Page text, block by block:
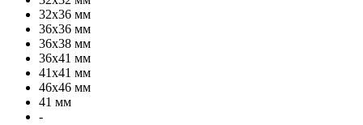
32х36 мм
36х36 мм
36х38 мм
36х41 мм
41х41 мм
46х46 мм
41 мм
-